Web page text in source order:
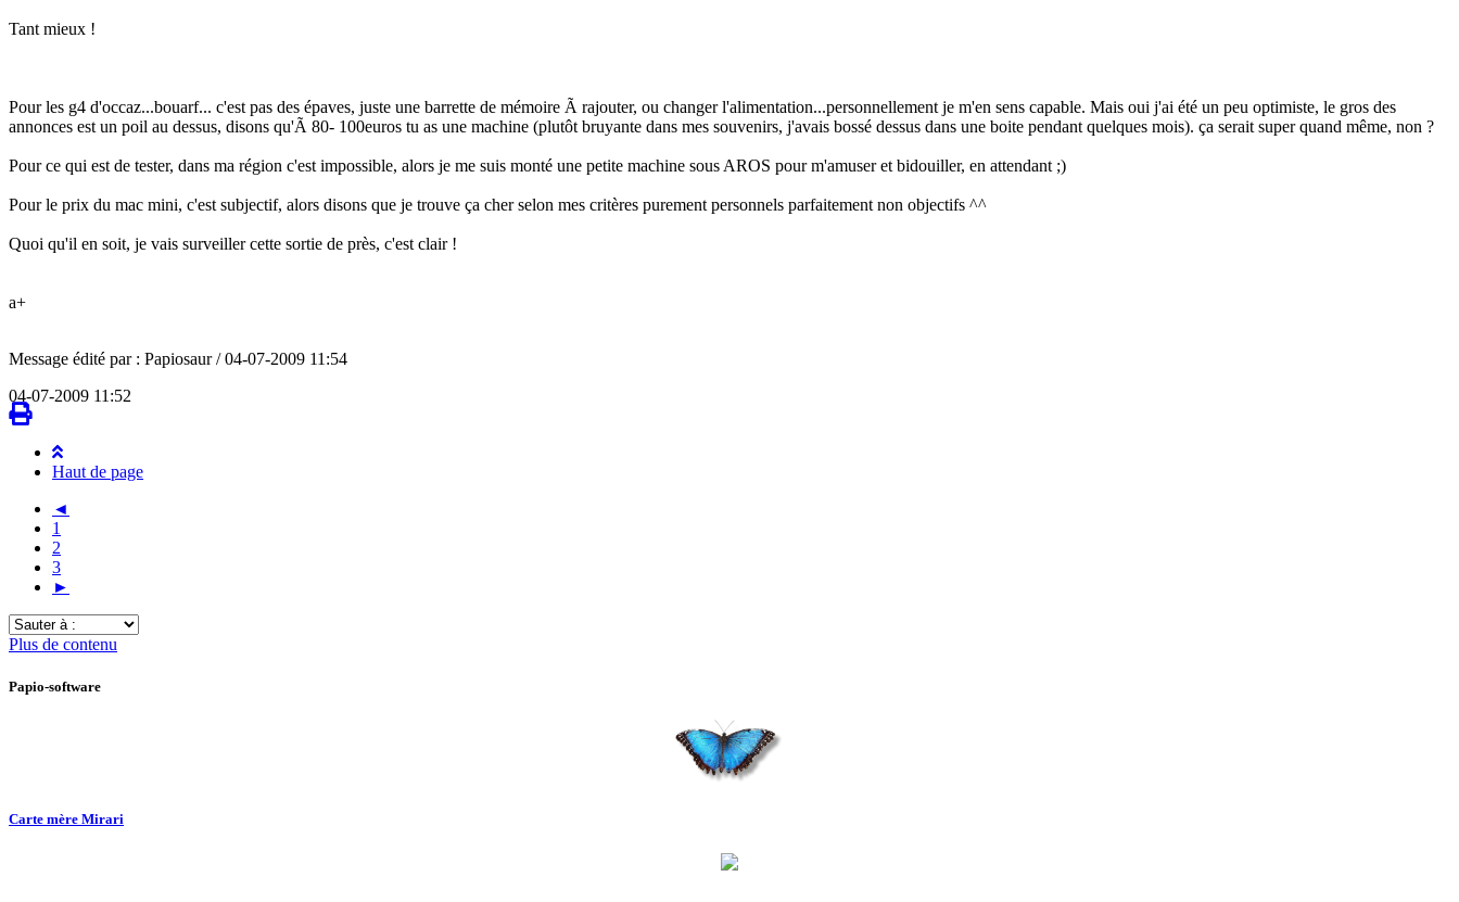
Tant mieux !
Pour les g4 d'occaz...bouarf... c'est pas des épaves, juste une barrette de mémoire Ã rajouter, ou changer l'alimentation...personnellement je m'en sens capable. Mais oui j'ai été un peu optimiste, le gros des
annonces est un poil au dessus, disons qu'Ã 80- 100euros tu as une machine (plutôt bruyante dans mes souvenirs, j'avais bossé dessus dans une boite pendant quelques mois). ça serait super quand même, non ?
Pour ce qui est de tester, dans ma région c'est impossible, alors je me suis monté une petite machine sous AROS pour m'amuser et bidouiller, en attendant ;)
Pour le prix du mac mini, c'est subjectif, alors disons que je trouve ça cher selon mes critères purement personnels parfaitement non objectifs ^^
Quoi qu'il en soit, je vais surveiller cette sortie de près, c'est clair !
a+
Message édité par : Papiosaur / 04-07-2009 11:54
04-07-2009 11:52
Haut de page
◄
1
2
3
►
Sauter
à
Plus de contenu
Papio-software
Carte mère Mirari